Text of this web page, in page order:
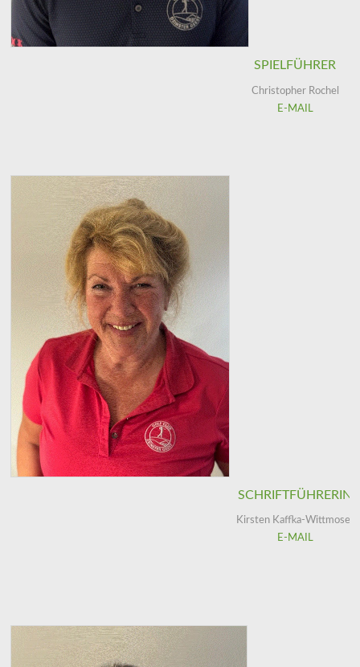
SPIELFÜHRER
Christopher Rochel
E-MAIL
SCHRIFTFÜHRERIN
Kirsten Kaffka-Wittmoser
E-MAIL